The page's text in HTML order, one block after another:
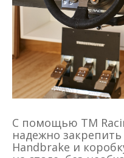
С помощью TM
надежно
Handbrake и